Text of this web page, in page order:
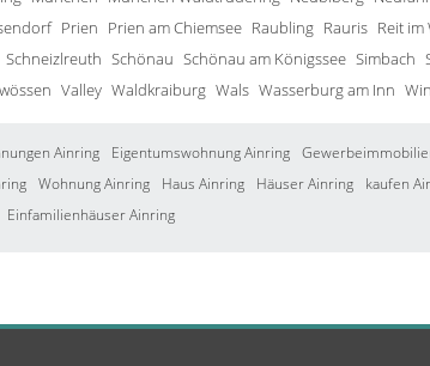
Prien Prien am Chiemsee Raubling Rauris Reit im
Schneizlreuth Schönau Schönau am Königssee Simbach
Valley Waldkraiburg Wals Wasserburg am Inn
Ainring Eigentumswohnung Ainring
Wohnung Ainring Haus Ainring Häuser Ainring kaufen
Einfamilienhäuser Ainring